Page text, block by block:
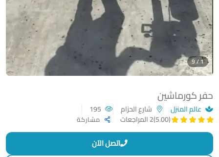
حفر كورماشين
عالم المنزل شارع الحزام
(5.00)
2 المراجعات مشاركة
1 / 9
اتصل الآن